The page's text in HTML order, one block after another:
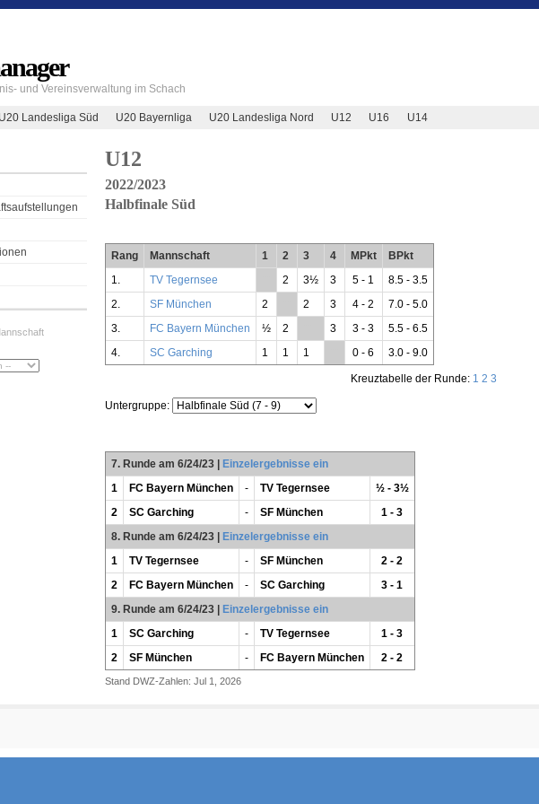
und Vereinsverwaltung im Schach
U20 Landesliga Süd U20 Bayernliga U20 Landesliga Nord U12 U16 U14
U12
2022/2023
Halbfinale Süd
Rang Mannschaft 1 2 3 4 MPkt
BPkt
1.
TV Tegernsee 2 3½ 3 5 - 1
8.5 - 3.5
2.
SF München 2 2 3 4 - 2
7.0 - 5.0
3.
FC Bayern München ½ 2 3 3 - 3
5.5 - 6.5
4.
SC Garching 1 1 1 0 - 6 3.0 - 9.0
Kreuztabelle der Runde: 1 2 3
Untergruppe:
7. Runde am 6/24/23| Einzelergebnisse ein
1
FC Bayern München - TV Tegernsee
½ - 3½
2
SC Garching - SF München
1 - 3
8. Runde am 6/24/23| Einzelergebnisse ein
1
TV Tegernsee - SF München
2 - 2
2
FC Bayern München - SC Garching
3 - 1
9. Runde am 6/24/23| Einzelergebnisse ein
1
SC Garching - TV Tegernsee
1 - 3
2
SF München - FC Bayern München 2 - 2
Stand DWZ-Zahlen: Jul 1, 2026